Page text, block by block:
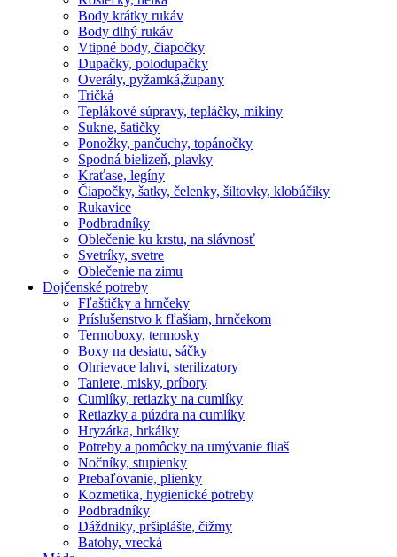
Body krátky rukáv
Body dlhý rukáv
Vtipné body, čiapočky
Dupačky, polodupačky
Overály, pyžamká,župany
Tričká
Teplákové súpravy, tepláčky, mikiny
Sukne, šatičky
Ponožky, pančuchy, topánočky
Spodná bielizeň, plavky
Kraťase, legíny
Čiapočky, šatky, čelenky, šiltovky, klobúčiky
Rukavice
Podbradníky
Oblečenie ku krstu, na slávnosť
Svetríky, svetre
Oblečenie na zimu
Dojčenské potreby
Fľaštičky a hrnčeky
Príslušenstvo k fľašiam, hrnčekom
Termoboxy, termosky
Boxy na desiatu, sáčky
Ohrievace lahvi, sterilizatory
Taniere, misky, príbory
Cumlíky, retiazky na cumlíky
Retiazky a púzdra na cumlíky
Hryzátka, hrkálky
Potreby a pomôcky na umývanie fliaš
Nočníky, stupienky
Prebaľovanie, plienky
Kozmetika, hygienické potreby
Podbradníky
Dáždniky, pršiplášte, čižmy
Batohy, vrecká